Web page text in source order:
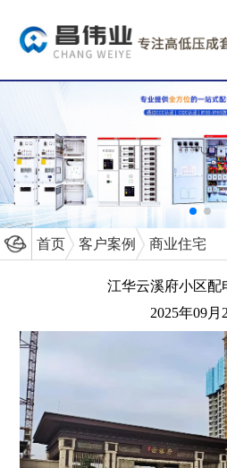
首页 客户案例 商业住宅
江华云溪府小区配
2025年09月